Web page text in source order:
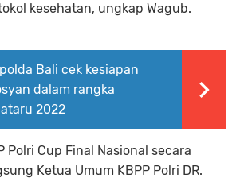
kesehatan, ungkap Wagub.
Bali cek kesiapan
dalam rangka
2022
Polri Cup Final Nasional secara
Ketua Umum KBPP Polri DR.